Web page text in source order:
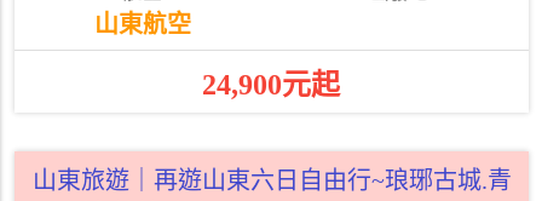
山東航空
24,900元起
山東旅遊｜再遊山東六日自由行~琅琊古城.青